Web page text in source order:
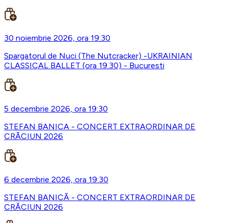
30 noiembrie 2026, ora 19:30
Spargatorul de Nuci (The Nutcracker) -UKRAINIAN
CLASSICAL BALLET (ora 19.30) - Bucuresti
5 decembrie 2026, ora 19:30
STEFAN BANICA - CONCERT EXTRAORDINAR DE
CRĂCIUN 2026
6 decembrie 2026, ora 19:30
STEFAN BANICĂ - CONCERT EXTRAORDINAR DE
CRĂCIUN 2026